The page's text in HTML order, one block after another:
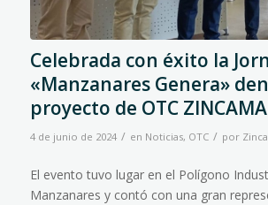
Celebrada con éxito la
«Manzanares Genera»
proyecto de OTC
4 de junio de 2024 / en Noticias, OTC / por
El evento tuvo lugar en el Polígono
Manzanares y contó con una gran